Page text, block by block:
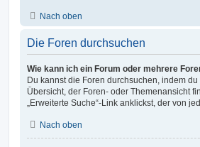
Nach oben
Die Foren durchsuchen
Wie kann ich ein Forum oder mehrere
Du kannst die Foren durchsuchen, indem
Übersicht, der Foren- oder Themenansicht
„Erweiterte Suche“-Link anklickst, der von
Nach oben